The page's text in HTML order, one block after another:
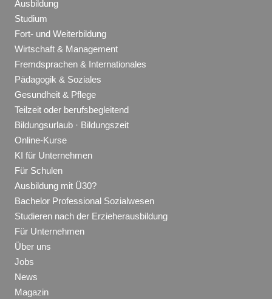
Ausbildung
Studium
Fort- und Weiterbildung
Wirtschaft & Management
Fremdsprachen & Internationales
Pädagogik & Soziales
Gesundheit & Pflege
Teilzeit oder berufsbegleitend
Bildungsurlaub · Bildungszeit
Online-Kurse
KI für Unternehmen
Für Schulen
Ausbildung mit Ü30?
Bachelor Professional Sozialwesen
Studieren nach der Erzieherausbildung
Für Unternehmen
Über uns
Jobs
News
Magazin